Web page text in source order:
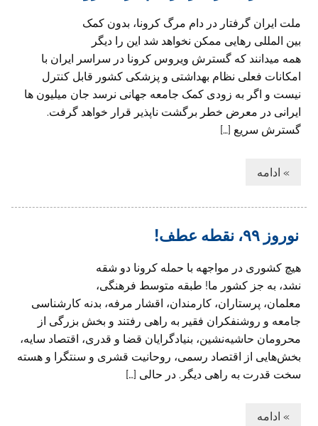
ملت ایران گرفتار در دام مرگ کرونا، بدون کمک
بین المللی رهایی ممکن نخواهد شد این را دیگر
همه میدانند که گسترش ویروس کرونا در سراسر ایران با
امکانات فعلی نظام بهداشتی و پزشکی کشور قابل کنترل
نیست و اگر به زودی کمک جامعه جهانی نرسد جان میلیون ها
ایرانی در معرض خطر برگشت ناپذیر قرار خواهد گرفت.
گسترش سریع […]
» ادامه
نوروز ۹۹، نقطه عطف!‏
هیچ کشوری در مواجهه با حمله کرونا دو شقه
نشد، به جز کشور ما! طبقه متوسط فرهنگی،
معلمان، پرستاران، کارمندان، اقشار مرفه، بدنه کارشناسی
جامعه ‏و روشنفکران فقیر به راهی رفتند و بخش بزرگی از
محرومان حاشیه‌نشین، بنیادگرایان ‏قضا و قدری، اقتصاد سایه،
بخش‌هایی از اقتصاد رسمی، روحانیت قشری و سنتگرا و ‏هسته
سخت قدرت به راهی دیگر.‏ در حالی […]
» ادامه